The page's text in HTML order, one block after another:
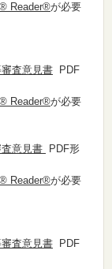
Reader®が必要
査意見書 PDF
Reader®が必要
意見書
PDF形
Reader®が必要
査意見書 PDF